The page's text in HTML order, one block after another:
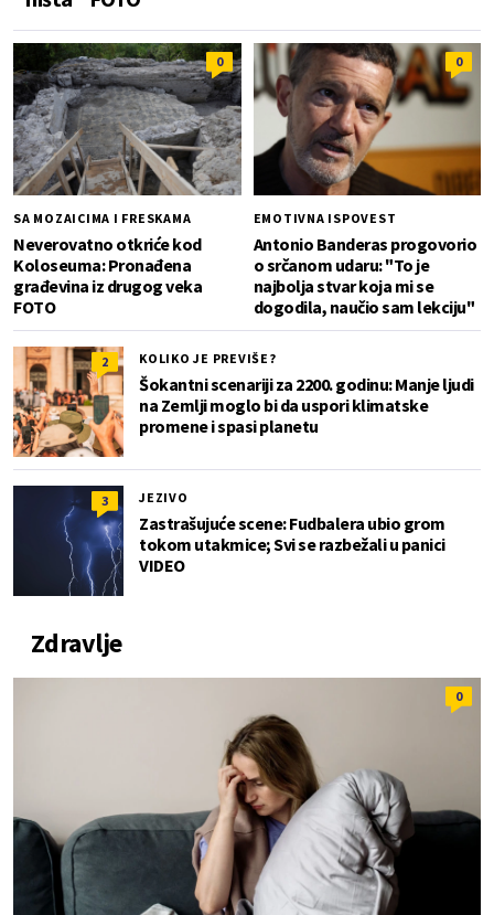
0
SA MOZAICIMA I FRESKAMA
Neverovatno otkriće kod
Koloseuma: Pronađena
građevina iz drugog veka
FOTO
0
EMOTIVNA ISPOVEST
Antonio Banderas progovorio
o srčanom udaru: "To je
najbolja stvar koja mi se
dogodila, naučio sam lekciju"
2 KOLIKO JE PREVIŠE?
Šokantni scenariji za 2200. godinu: Manje ljudi
na Zemlji moglo bi da uspori klimatske
promene i spasi planetu
3 JEZIVO
Zastrašujuće scene: Fudbalera ubio grom
tokom utakmice; Svi se razbežali u panici
VIDEO
Zdravlje
0